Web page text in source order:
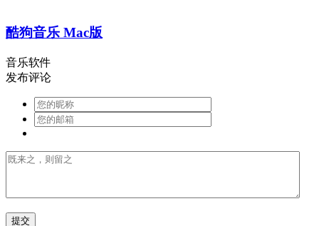
酷狗音乐 Mac版
音乐软件
发布评论